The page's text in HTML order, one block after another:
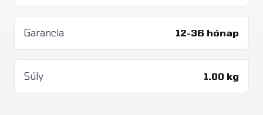
Garancia 12-36 hónap
Súly 1.00 kg